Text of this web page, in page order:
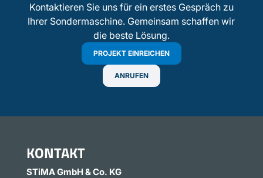
Kontaktieren Sie uns für ein erstes Gespräch zu
Ihrer Sondermaschine. Gemeinsam schaffen wir
die beste Lösung.
PROJEKT EINREICHEN
ANRUFEN
KONTAKT
STiMA GmbH & Co. KG